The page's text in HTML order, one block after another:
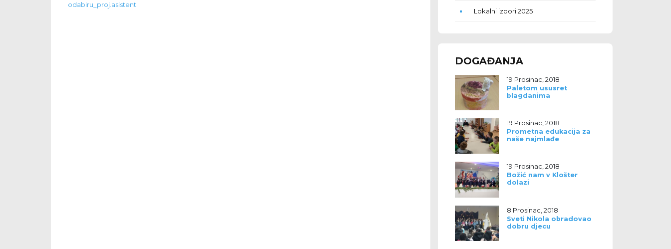
odabiru_proj.asistent
Lokalni izbori 2025
DOGAĐANJA
19 Prosinac, 2018
Paletom ususret
blagdanima
19 Prosinac, 2018
Prometna edukacija za
naše najmlađe
19 Prosinac, 2018
Božić nam v Klošter
dolazi
8 Prosinac, 2018
Sveti Nikola obradovao
dobru djecu